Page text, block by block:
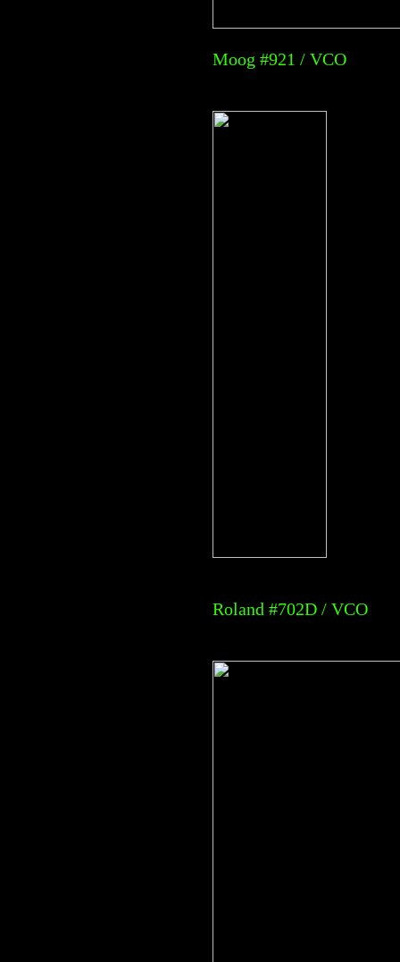
Moog #921 / VCO
Roland #702D / VCO